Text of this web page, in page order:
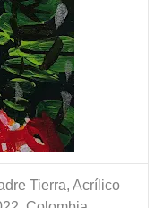
Tierra, Acrílico